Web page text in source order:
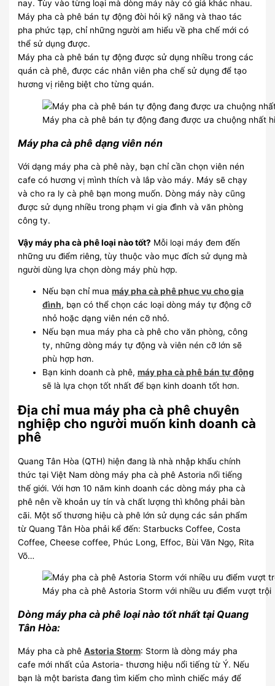
nay. Tùy vào từng loại mà dòng máy này có giá khác nhau.
Máy pha cà phê bán tự động đòi hỏi kỹ năng và thao tác
pha phức tạp, chỉ những người am hiểu về pha chế mới có
thể sử dụng được.
Máy pha cà phê bán tự động được sử dụng nhiều trong các
quán cà phê, được các nhân viên pha chế sử dụng để tạo
hương vị riêng biệt cho từng quán.
Máy pha cà phê bán tự động đang được ưa chuộng nhất
Máy pha cà phê dạng viên nén
Với dạng máy pha cà phê này, bạn chỉ cần chọn viên nén
cafe có hương vị mình thích và lắp vào máy. Máy sẽ chạy
và cho ra ly cà phê bạn mong muốn. Dòng máy này cũng
được sử dụng nhiều trong phạm vi gia đình và văn phòng
công ty.
Vậy máy pha cà phê loại nào tốt? Mỗi loại máy đem đến
những ưu điểm riêng, tùy thuộc vào mục đích sử dụng mà
người dùng lựa chọn dòng máy phù hợp.
Nếu bạn chỉ muamáy pha cà phê phục vụ cho gia
đình, bạn có thể chọn các loại dòng máy tự động cỡ
nhỏ hoặc dạng viên nén cỡ nhỏ.
Nếu bạn mua máy pha cà phê cho văn phòng, công
ty, những dòng máy tự động và viên nén cỡ lớn sẽ
phù hợp hơn.
Bạn kinh doanh cà phê,máy pha cà phê bán tự động
sẽ là lựa chọn tốt nhất để bạn kinh doanh tốt hơn.
Địa chỉ mua máy pha cà phê chuyên
nghiệp cho người muốn kinh doanh cà
phê
Quang Tân Hòa (QTH) hiện đang là nhà nhập khẩu chính
thức tại Việt Nam dòng máy pha cà phê Astoria nổi tiếng
thế giới. Với hơn 10 năm kinh doanh các dòng máy pha cà
phê nên về khoản uy tín và chất lượng thì không phải bàn
cãi. Một số thương hiệu cà phê lớn sử dụng các sản phẩm
từ Quang Tân Hòa phải kể đến: Starbucks Coffee, Costa
Coffee, Cheese coffee, Phúc Long, Effoc, Bùi Văn Ngọ, Rita
Võ…
Máy pha cà phê Astoria Storm với nhiều ưu điểm vượt trội
Dòng máy pha cà phê loại nào tốt nhất tại Quang
Tân Hòa:
Máy pha cà phêAstoria Storm: Storm là dòng máy pha
cafe mới nhất của Astoria- thương hiệu nổi tiếng từ Ý. Nếu
bạn là một barista đang tìm kiếm cho mình chiếc máy để